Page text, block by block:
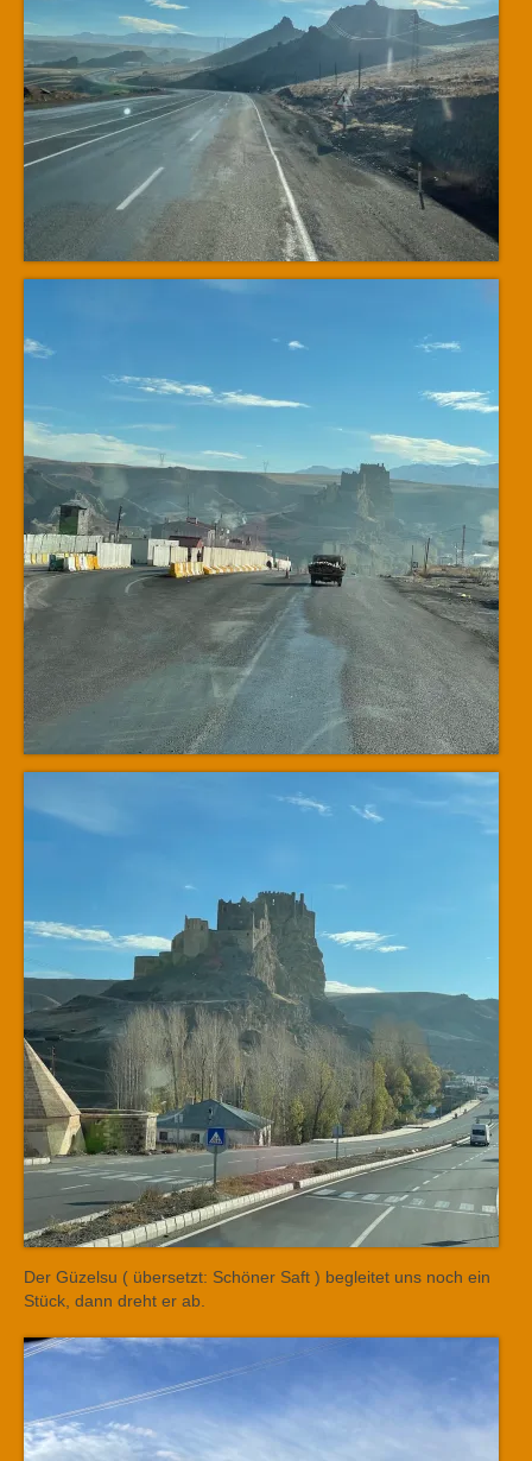
Der Güzelsu ( übersetzt: Schöner Saft ) begleitet uns noch ein
Stück, dann dreht er ab.